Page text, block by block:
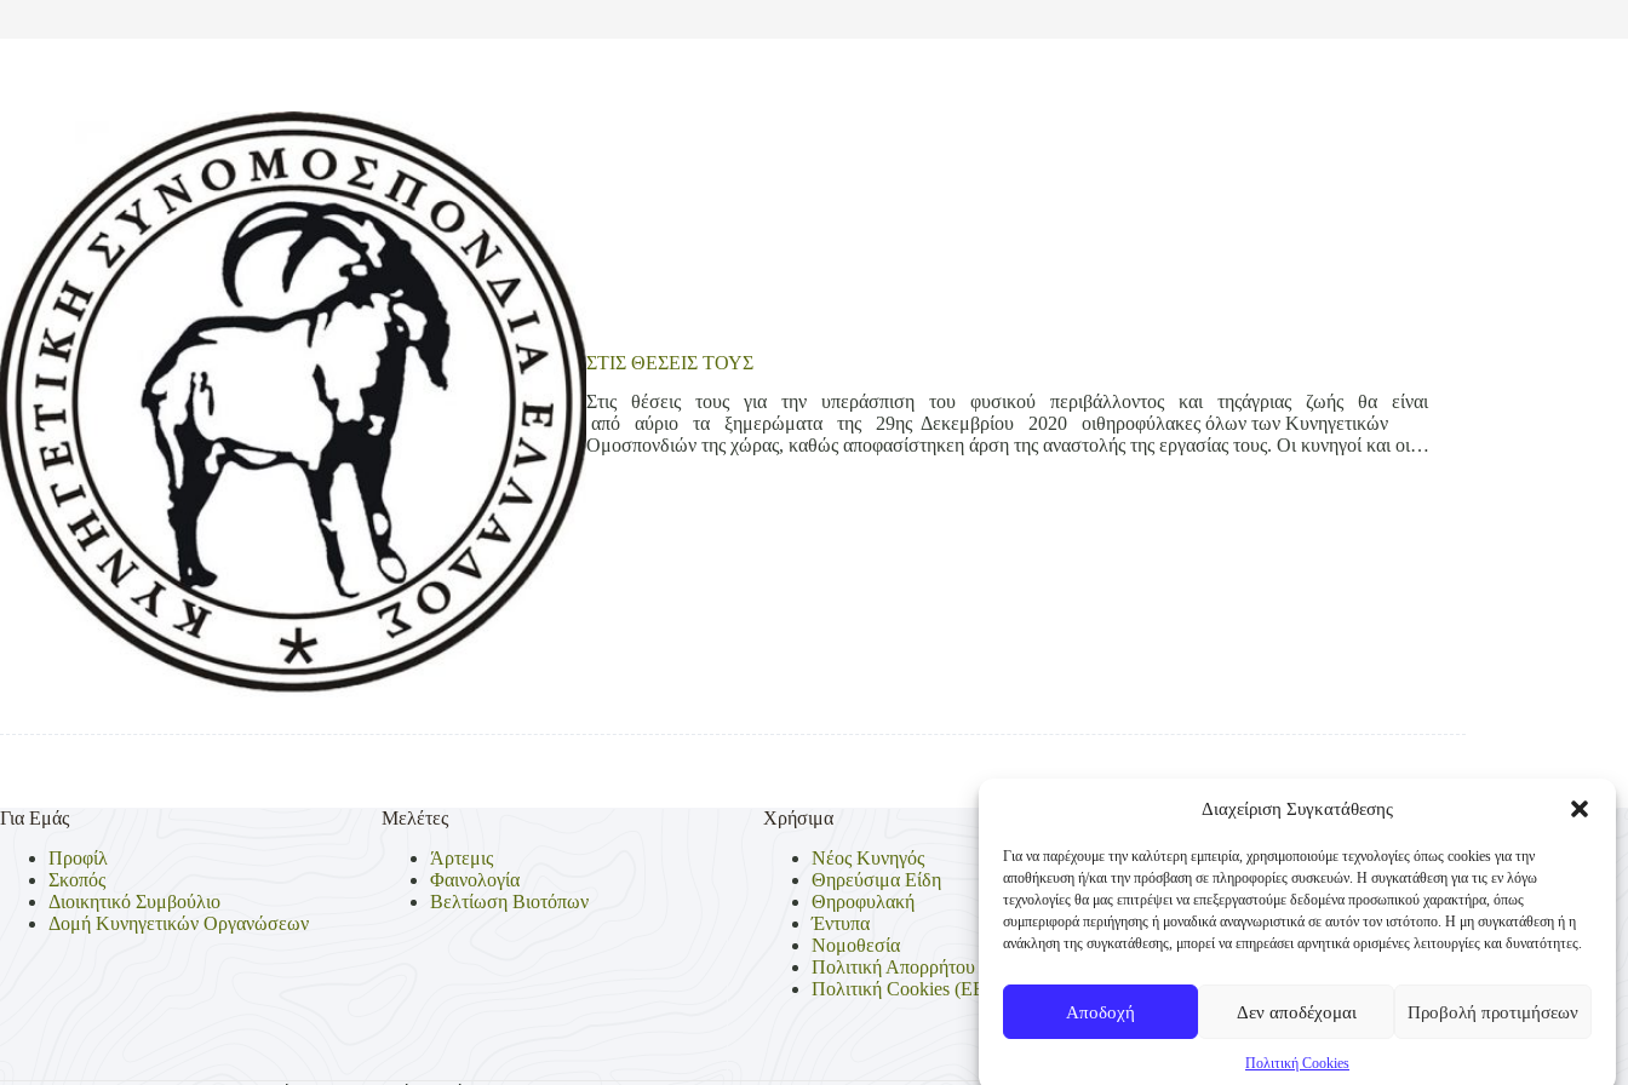
Διαχείριση Συγκατάθεσης
Για να παρέχουμε την καλύτερη εμπειρία, χρησιμοποιούμε τεχνολογίες όπως cookies για την
αποθήκευση ή/και την πρόσβαση σε πληροφορίες συσκευών. Η συγκατάθεση για τις εν λόγω
τεχνολογίες θα μας επιτρέψει να επεξεργαστούμε δεδομένα προσωπικού χαρακτήρα, όπως
συμπεριφορά περιήγησης ή μοναδικά αναγνωριστικά σε αυτόν τον ιστότοπο. Η μη συγκατάθεση ή η
ανάκληση της συγκατάθεσης, μπορεί να επηρεάσει αρνητικά ορισμένες λειτουργίες και δυνατότητες.
Αποδοχή Δεν αποδέχομαι Προβολή προτιμήσεων
Πολιτική Cookies
ΣΤΙΣ ΘΕΣΕΙΣ ΤΟΥΣ
Στις θέσεις τους για την υπεράσπιση του φυσικού περιβάλλοντος και τηςάγριας ζωής θα είναι
από αύριο τα ξημερώματα της 29ης Δεκεμβρίου 2020 οιθηροφύλακες όλων των Κυνηγετικών
Ομοσπονδιών της χώρας, καθώς αποφασίστηκεη άρση της αναστολής της εργασίας τους. Οι κυνηγοί και οι…
Για Εμάς
Προφίλ
Σκοπός
Διοικητικό Συμβούλιο
Δομή Κυνηγετικών Οργανώσεων
Μελέτες
Άρτεμις
Φαινολογία
Βελτίωση Βιοτόπων
Χρήσιμα
Νέος Κυνηγός
Θηρεύσιμα Είδη
Θηροφυλακή
Έντυπα
Νομοθεσία
Πολιτική Απορρήτου
Πολιτική Cookies (ΕΕ)
Επικοινωνία
Κυνηγετική Συνομοσπονδία Ελλάδος
Παναγή Τσαλδάρη 4
TK 10431 Αθήνα